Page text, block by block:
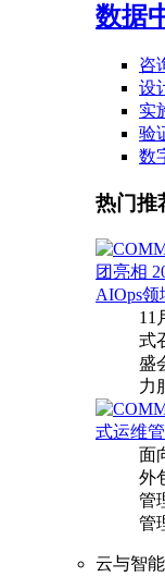
数据
咨
设
实
验
数
热门推
团亮相
AIOps
11
式
盛
力
式运维
面
外
管
管
云与智